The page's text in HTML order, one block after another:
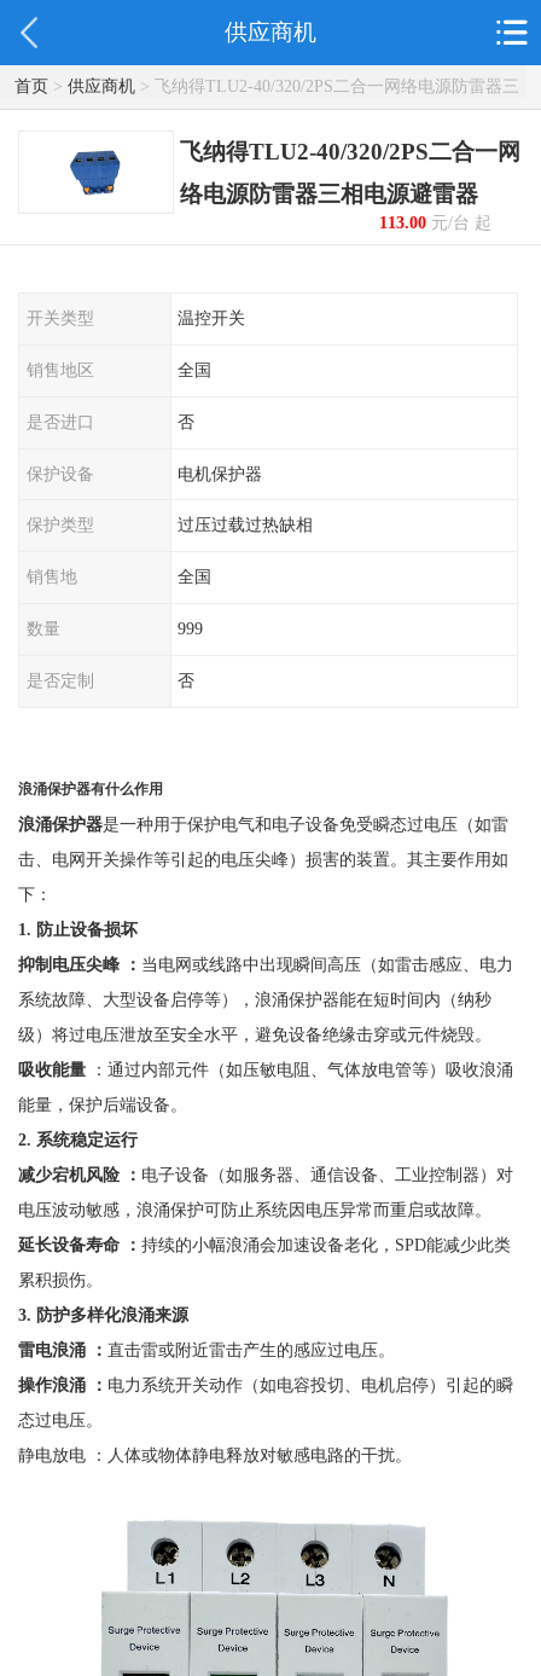
供应商机
首页> 供应商机> 飞纳得TLU2-40/320/2PS二合一网络电源防雷器三
相电源避雷器
飞纳得TLU2-40/320/2PS二合一网
络电源防雷器三相电源避雷器
113.00元/台 起
开关类型 温控开关
销售地区 全国
是否进口 否
保护设备 电机保护器
保护类型 过压过载过热缺相
销售地 全国
数量 999
是否定制 否
浪涌保护器有什么作用
浪涌保护器是一种用于保护电气和电子设备免受瞬态过电压（如雷
击、电网开关操作等引起的电压尖峰）损害的装置。其主要作用如
下：
1. 防止设备损坏
抑制电压尖峰
： 当电网或线路中出现瞬间高压（如雷击感应、电力
系统故障、大型设备启停等），浪涌保护器能在短时间内（纳秒
级）将过电压泄放至安全水平，避免设备绝缘击穿或元件烧毁。
吸收能量
：通过内部元件（如压敏电阻、气体放电管等）吸收浪涌
能量，保护后端设备。
2. 系统稳定运行
减少宕机风险
： 电子设备（如服务器、通信设备、工业控制器）对
电压波动敏感，浪涌保护可防止系统因电压异常而重启或故障。
延长设备寿命
： 持续的小幅浪涌会加速设备老化， SPD能减少此类
累积损伤。
3. 防护多样化浪涌来源
雷电浪涌
： 直击雷或附近雷击产生的感应过电压。
操作浪涌
： 电力系统开关动作（如电容投切、电机启停）引起的瞬
态过电压。
静电放电
：人体或物体静电释放对敏感电路的干扰。